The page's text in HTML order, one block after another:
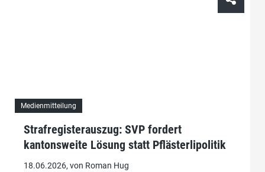
Medienmitteilung
Strafregisterauszug: SVP fordert
kantonsweite Lösung statt Pflästerlipolitik
18.06.2026, von Roman Hug